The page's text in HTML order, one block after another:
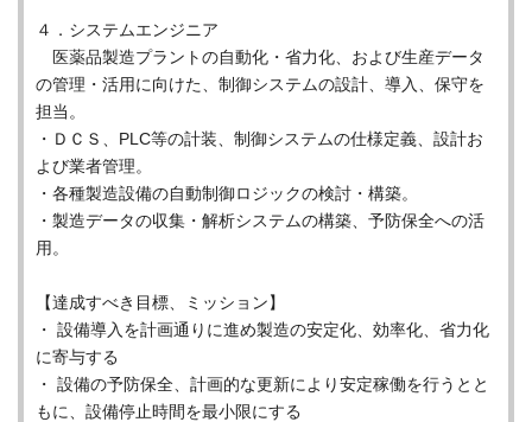
４．システムエンジニア
医薬品製造プラントの自動化・省力化、および生産データ
の管理・活用に向けた、制御システムの設計、導入、保守を
担当。
・ＤＣＳ、PLC等の計装、制御システムの仕様定義、設計お
よび業者管理。
・各種製造設備の自動制御ロジックの検討・構築。
・製造データの収集・解析システムの構築、予防保全への活
用。
【達成すべき目標、ミッション】
・ 設備導入を計画通りに進め製造の安定化、効率化、省力化
に寄与する
・ 設備の予防保全、計画的な更新により安定稼働を行うとと
もに、設備停止時間を最小限にする